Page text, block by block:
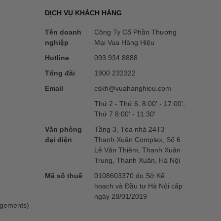
DỊCH VỤ KHÁCH HÀNG
Tên doanh
nghiệp
Công Ty Cổ Phần Thương
Mại Vua Hàng Hiệu
Hotline
093.934.8888
Tổng đài
1900 232322
Email
cskh@vuahanghieu.com
Thứ 2 - Thứ 6: 8:00' - 17:00',
Thứ 7 8:00' - 11:30'
Văn phòng
đại diện
Tầng 3, Tòa nhà 24T3
Thanh Xuân Complex, Số 6
Lê Văn Thiêm, Thanh Xuân
Trung, Thanh Xuân, Hà Nội
Mã số thuế
0108603370 do Sở Kế
hoạch và Đầu tư Hà Nội cấp
ngày 28/01/2019